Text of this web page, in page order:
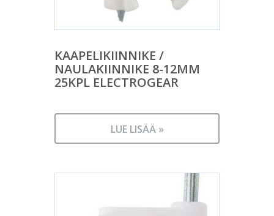
KAAPELIKIINNIKE /
NAULAKIINNIKE 8-12MM
25KPL ELECTROGEAR
LUE LISÄÄ »